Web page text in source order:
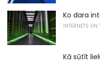
Ko dara
INTERNETS UN
Kā sūtīt